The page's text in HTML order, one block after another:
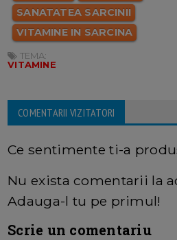
SANATATEA SARCINII
VITAMINE IN SARCINA
TEMA:
VITAMINE
COMENTARII VIZITATORI
Ce sentimente ti-a
Nu exista comentarii la
Adauga-l tu pe primul!
Scrie un comentariu